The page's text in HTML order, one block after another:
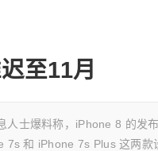
至11月
士爆料称，iPhone 8 的发
和 iPhone 7s Plus 这两款